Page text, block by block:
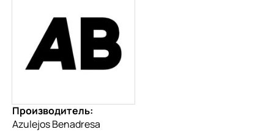
Производитель:
Azulejos Benadresa